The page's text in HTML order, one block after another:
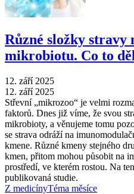
Různé složky stravy
mikrobiotu. Co to
12. září 2025
12. září 2025
Střevní „mikrozoo“ je velmi
faktorů. Dnes již víme, že svou
mikrobioty, a věnujeme tomu
se strava odráží na
kmene. Různé kmeny stejného
kmen, přitom mohou působit na
prostředí, ve kterém rostou. Na
publikovaná studie.
Z medicínyTéma měsíce